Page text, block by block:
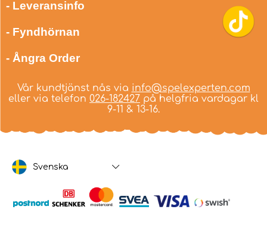
- Leveransinfo
- Fyndhörnan
- Ångra Order
Vår kundtjänst nås via info@spelexperten.com
eller via telefon 026-182427 på helgfria vardagar kl
9-11 & 13-16.
Svenska